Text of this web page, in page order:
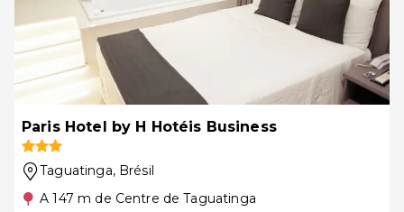
Paris Hotel by H Hotéis Business
Taguatinga, Brésil
A 147 m de Centre de Taguatinga